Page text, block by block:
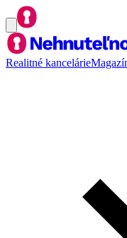
Realitné kancelárie